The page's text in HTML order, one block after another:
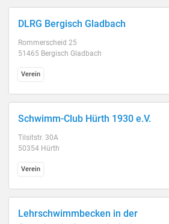
DLRG Bergisch Gladbach
Rommerscheid 25
51465 Bergisch Gladbach
Verein
Schwimm-Club Hürth 1930 e.V.
Tilsitstr. 30A
50354 Hürth
Verein
Lehrschwimmbecken in der